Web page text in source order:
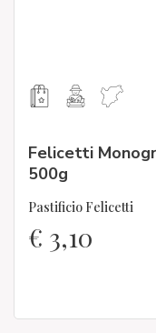
Felicetti
500g
Pastificio Felicetti
€ 3,10